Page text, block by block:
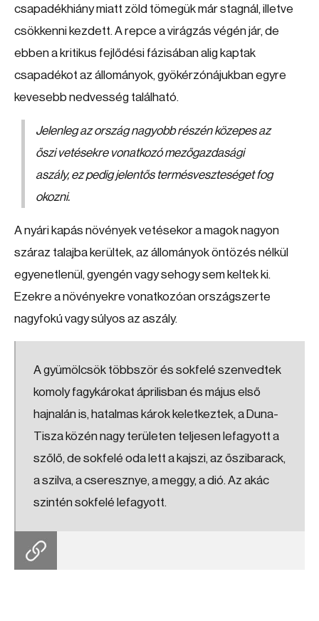
csapadékhiány miatt zöld tömegük már stagnál, illetve
csökkenni kezdett. A repce a virágzás végén jár, de
ebben a kritikus fejlődési fázisában alig kaptak
csapadékot az állományok, gyökérzónájukban egyre
kevesebb nedvesség található.
Jelenleg az ország nagyobb részén közepes az
őszi vetésekre vonatkozó mezőgazdasági
aszály, ez pedig jelentős termésveszteséget fog
okozni.
A nyári kapás növények vetésekor a magok nagyon
száraz talajba kerültek, az állományok öntözés nélkül
egyenetlenül, gyengén vagy sehogy sem keltek ki.
Ezekre a növényekre vonatkozóan országszerte
nagyfokú vagy súlyos az aszály.
A gyümölcsök többször és sokfelé szenvedtek
komoly fagykárokat áprilisban és május első
hajnalán is, hatalmas károk keletkeztek, a Duna-
Tisza közén nagy területen teljesen lefagyott a
szőlő, de sokfelé oda lett a kajszi, az őszibarack,
a szilva, a cseresznye, a meggy, a dió. Az akác
szintén sokfelé lefagyott.